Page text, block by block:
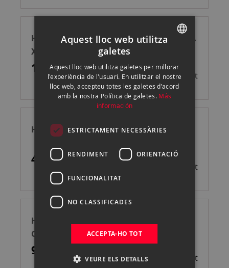
HASSELBLAD CABLE DISPARO P/SISTEMA
X
131,90 € Esgotat
HASSELBLAD VISOR XCD 21,30,45 MM
499,00 € Esgotat
HASSEBLAD CONVERTIDOR PARA
OBJETIVOS X-H 0.8
959,00 € Esgotat
ENGLISH
CATALAN
Aquest lloc web utilitza
galetes
Aquest lloc web utilitza galetes per millorar
l'experiència de l'usuari. En utilitzar el nostre
lloc web, accepteu totes les galetes d’acord
amb la nostra Política de galetes. Más
información
ESTRICTAMENT NECESSÀRIES
RENDIMENT ORIENTACIÓ
FUNCIONALITAT
NO CLASSIFICADES
ACCEPTA-HO TOT
VEURE ELS DETALLS